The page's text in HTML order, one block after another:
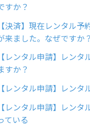
すか？
【決済】現在レンタル
来ました。なぜですか？
【レンタル申請】レン
すか？
【レンタル申請】レン
【レンタル申請】レン
ている